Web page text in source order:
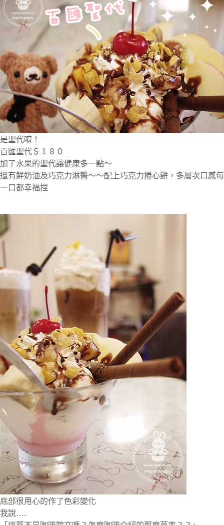
是聖代唷！
百匯聖代＄１８０
加了水果的聖代讓健康多一點～
還有鮮奶油及巧克力淋醬～～配上巧克力捲心餅，多層次口感每
一口都幸福捏
底部很用心的作了色彩變化
我說….